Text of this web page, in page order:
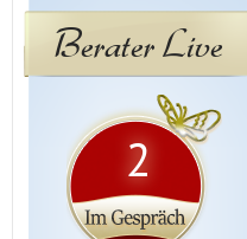
Berater Live
2